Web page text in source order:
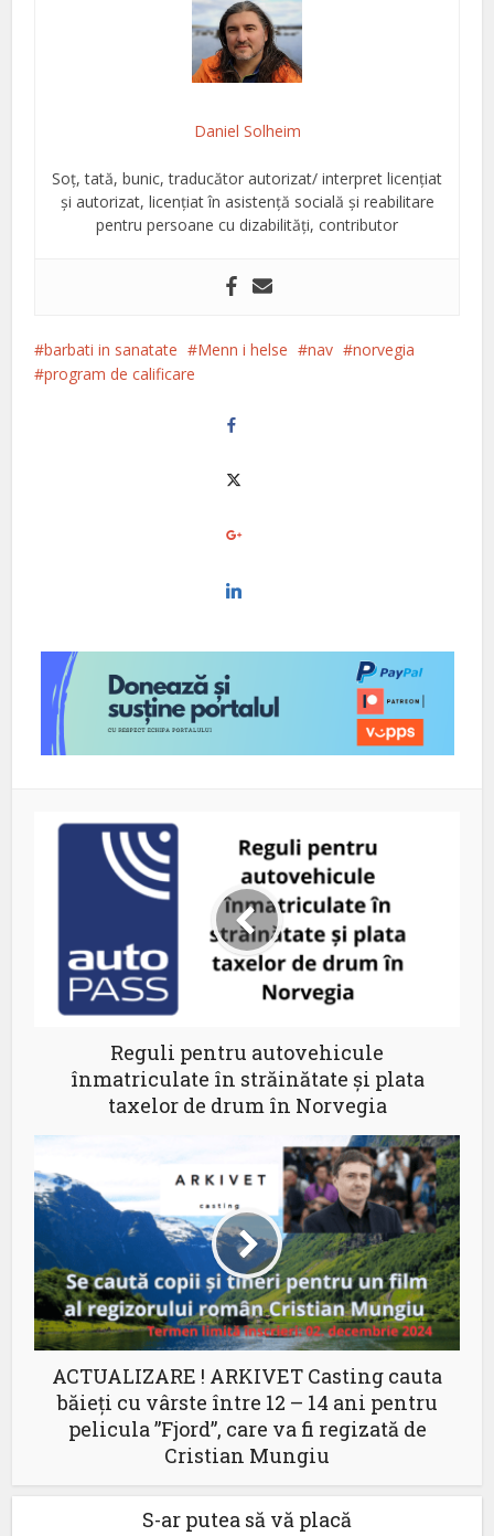
Daniel Solheim
Soț, tată, bunic, traducător autorizat/ interpret licențiat
și autorizat, licențiat în asistență socială și reabilitare
pentru persoane cu dizabilități, contributor
barbati in sanatate Menn i helse nav
norvegia
program de calificare
Reguli pentru autovehicule
înmatriculate în străinătate și plata
taxelor de drum în Norvegia
ACTUALIZARE ! ARKIVET Casting cauta
băieți cu vârste între 12 – 14 ani pentru
pelicula ”Fjord”, care va fi regizată de
Cristian Mungiu
S-ar putea să vă placă